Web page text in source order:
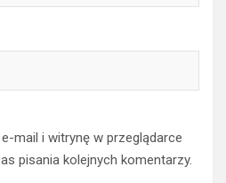
mail i witrynę w przeglądarce
pisania kolejnych komentarzy.